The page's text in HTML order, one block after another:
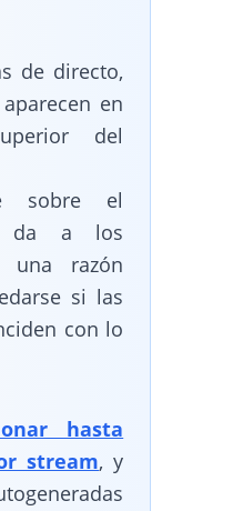
de directo,
en
del
sobre el
da a los
una razón
si las
con lo
hasta
stream, y